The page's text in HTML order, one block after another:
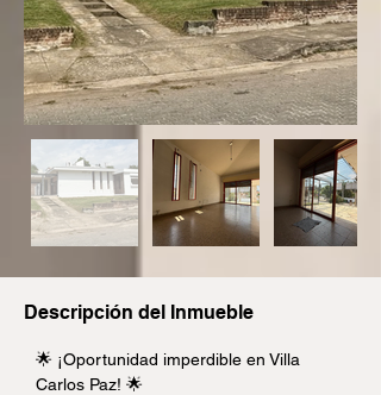
Descripción del Inmueble
🌟 ¡Oportunidad imperdible en Villa
Carlos Paz! 🌟